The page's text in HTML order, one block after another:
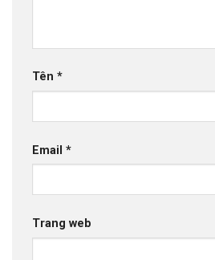
Tên *
Email *
Trang web